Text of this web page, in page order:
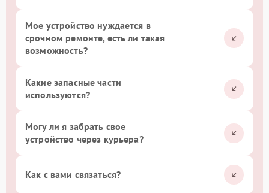
Мое устройство нуждается в
срочном ремонте, есть ли такая
возможность?
Какие запасные части
используются?
Могу ли я забрать свое
устройство через курьера?
Как с вами связаться?